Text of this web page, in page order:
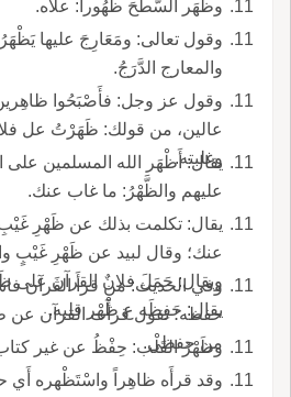
وظَهَر السَّطْحَ ظُهُوراً: علاه.
وقول تعالى: ومَعَارِجَ عليها
والمعارج الدَّرَجُ.
وقول عز وجل: فأَصْبَحُوا
عالين، من قولك: ظَهَرْتُ عل
وغلبته.
يقال: أَظْهَر الله
عليهم والظَّهْرُ: ما غاب عنك.
يقال:
عنك؛ وقال
يقال: حَفِظَه ع ظَهْر قلبه.
وفي الحديث: من قرأَ القرآن
من حفظي.
وظَهْرُ القَلْب: حِفْظُ عن غير
وقد قرأَه ظاهِراً واسْتَظْهره أَي